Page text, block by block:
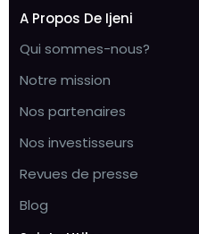
A Propos De Ijeni
Qui sommes-nous?
Notre mission
Nos partenaires
Nos investisseurs
Revues de presse
Blog